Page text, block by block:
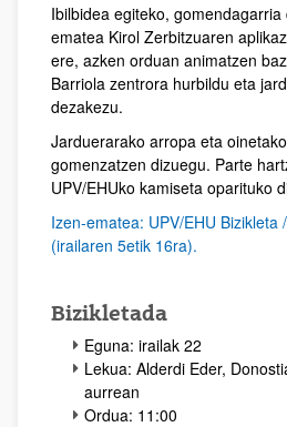
Ibilbidea egiteko,
ematea Kirol Zerbitzuaren
ere, azken orduan animatzen
Barriola zentrora hurbildu eta
dezakezu.
Jarduerarako arropa eta
gomenzatzen dizuegu. Parte
UPV/EHUko kamiseta oparituko
Izen-ematea: UPV/EHU Bizikleta
(irailaren 5etik 16ra).
Bizikletada
Eguna: irailak 22
Lekua: Alderdi Eder,
aurrean
Ordua: 11:00